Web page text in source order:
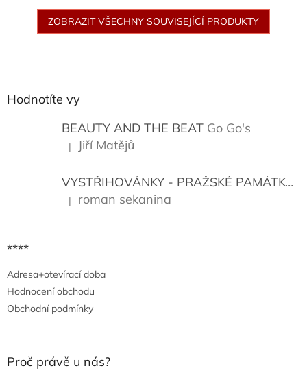
ZOBRAZIT VŠECHNY SOUVISEJÍCÍ PRODUKTY
Hodnotíte vy
BEAUTY AND THE BEAT Go Go's
Hodnocení produktu je 5 z 5 hvězdiček.
| Jiří Matějů
VYSTŘIHOVÁNKY - PRAŽSKÉ PAMÁTKY
Hodnocení produktu je 5 z 5 hvězdiček.
| roman sekanina
****
Adresa+otevírací doba
Hodnocení obchodu
Obchodní podmínky
Proč právě u nás?